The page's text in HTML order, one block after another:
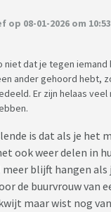
op 08-01-2026 om
niet dat je tegen
ander gehoord hebt,
Er zijn helaas
is dat als je het
ook weer delen in
blijft hangen als
de buurvrouw van
maar wist nog